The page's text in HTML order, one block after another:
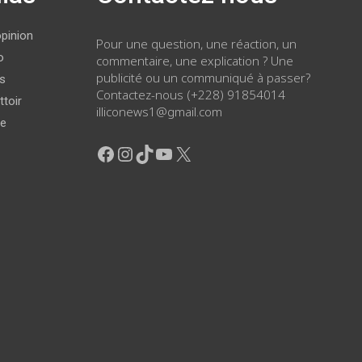
Pour une question, une réaction, un
commentaire, une explication ? Une
publicité ou un communiqué à passer?
Contactez-nous (+228) 91854014
illiconews1@gmail.com
Facebook
Instagram
TikTok
YouTube
X